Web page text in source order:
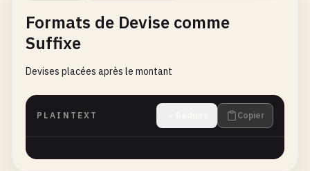
Formats de Devise comme
Suffixe
Devises placées après le montant
PLAINTEXT Copier